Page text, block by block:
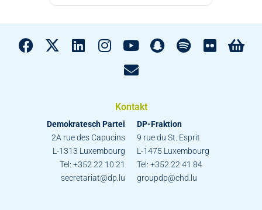
Kontakt
Demokratesch Partei
2A rue des Capucins
L-1313 Luxembourg
Tel: +352 22 10 21
secretariat@dp.lu
DP-Fraktion
9 rue du St. Esprit
L-1475 Luxembourg
Tel: +352 22 41 84
groupdp@chd.lu